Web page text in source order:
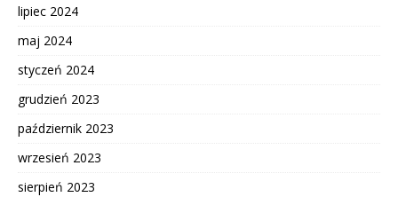
lipiec 2024
maj 2024
styczeń 2024
grudzień 2023
październik 2023
wrzesień 2023
sierpień 2023